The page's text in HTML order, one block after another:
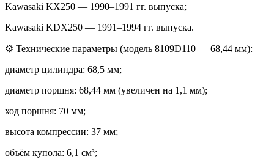
Kawasaki KX250 — 1990–1991 гг. выпуска;
Kawasaki KDX250 — 1991–1994 гг. выпуска.
⚙️ Технические параметры (модель 8109D110 — 68,44 мм):
диаметр цилиндра: 68,5 мм;
диаметр поршня: 68,44 мм (увеличен на 1,1 мм);
ход поршня: 70 мм;
высота компрессии: 37 мм;
объём купола: 6,1 см³;